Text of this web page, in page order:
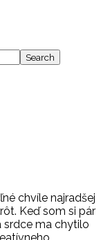
chvíle najradšej
Keď som si pár
ma chytilo